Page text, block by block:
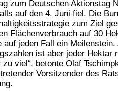
zum Deutschen Aktionstag
auf den 4. Juni fiel. Die
zum Ziel
Flächenverbrauch auf 30
auf jeden Fall ein
ist aber jeder Hektar
viel“, betonte Olaf
Vorsitzender des